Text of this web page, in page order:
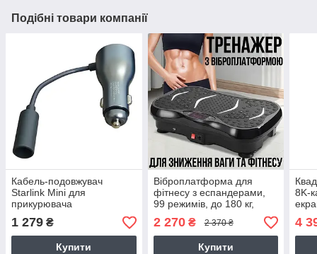
Подібні товари компанії
Кабель-подовжувач
Starlink Mini для
прикурювача
перетворювач постійного
струму 12 В на 30 В з
виходом DC 2 А (радіус дії
1 279 ₴
Купити
Віброплатформа для
фітнесу з еспандерами,
99 режимів, до 180 кг,
пульт ДК, для схуднення
та масажу
2 270₴ 2 370 ₴
Купити
8K-
(до
4